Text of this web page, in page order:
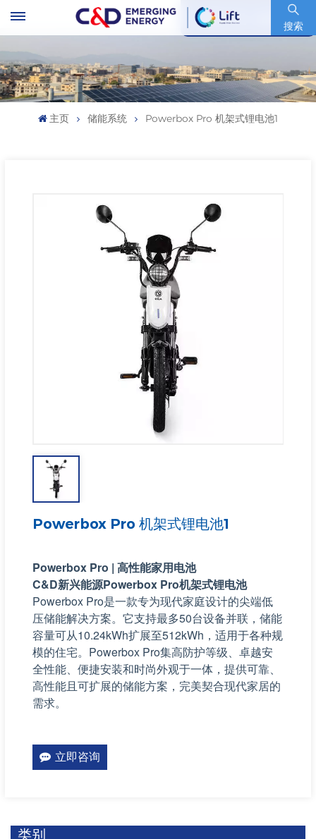
搜索
股票代码 : 600153.SH
主页 储能系统 Powerbox Pro 机架式锂电池1
Powerbox Pro 机架式锂电池1
Powerbox Pro | 高性能家用电池
C&D新兴能源Powerbox Pro机架式锂电池
Powerbox Pro是一款专为现代家庭设计的尖端低
压储能解决方案。它支持最多50台设备并联，储能
容量可从10.24kWh扩展至512kWh，适用于各种规
模的住宅。Powerbox Pro集高防护等级、卓越安
全性能、便捷安装和时尚外观于一体，提供可靠、
高性能且可扩展的储能方案，完美契合现代家居的
需求。
立即咨询
类别